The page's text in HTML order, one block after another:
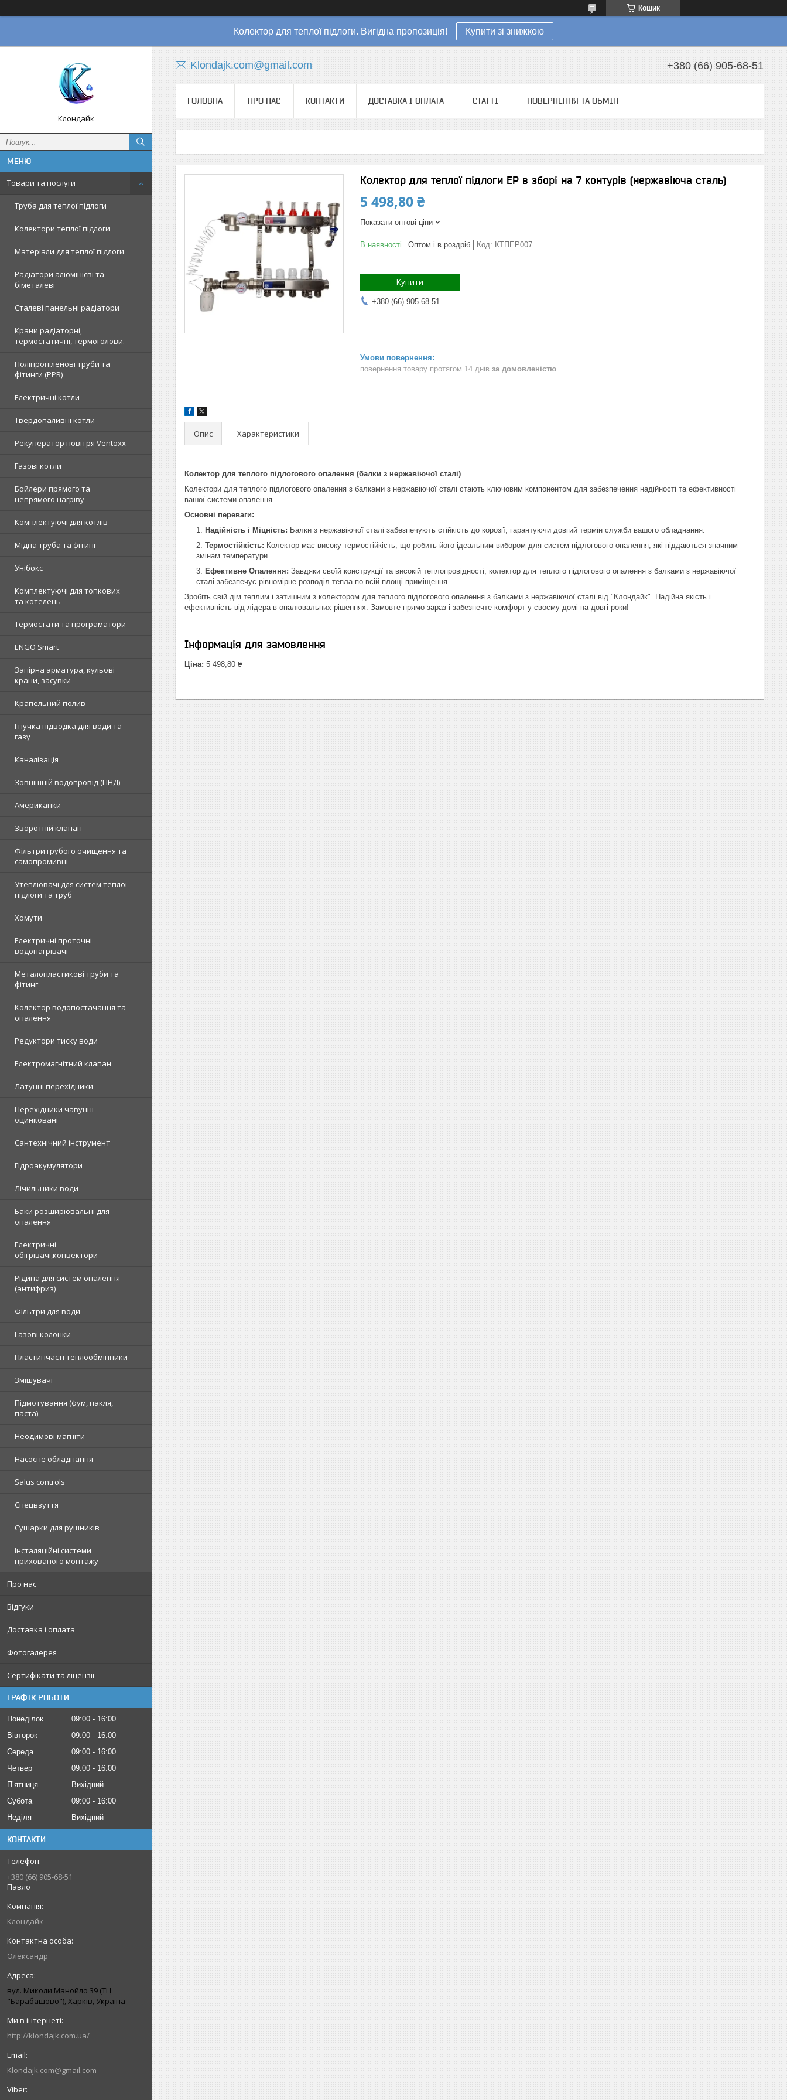
Кошик
Колектор для теплої підлоги. Вигідна пропозиція! Купити зі знижкою
Клондайк
Товари та послуги
Труба для теплої підлоги
Колектори теплої підлоги
Матеріали для теплої підлоги
Радіатори алюмінієві та
біметалеві
Сталеві панельні радіатори
Крани радіаторні,
термостатичні, термоголови.
Поліпропіленові труби та
фітинги (PPR)
Електричні котли
Твердопаливні котли
Рекуператор повітря Ventoxx
Газові котли
Бойлери прямого та
непрямого нагріву
Комплектуючі для котлів
Мідна труба та фітинг
Унібокс
Комплектуючі для топкових
та котелень
Термостати та програматори
ENGO Smart
Запірна арматура, кульові
крани, засувки
Крапельний полив
Гнучка підводка для води та
газу
Каналізація
Зовнішній водопровід (ПНД)
Американки
Зворотній клапан
Фільтри грубого очищення та
самопромивні
Утеплювачі для систем теплої
підлоги та труб
Хомути
Електричні проточні
водонагрівачі
Металопластикові труби та
фітинг
Колектор водопостачання та
опалення
Редуктори тиску води
Електромагнітний клапан
Латунні перехідники
Перехідники чавунні
оцинковані
Сантехнічний інструмент
Гідроакумулятори
Лічильники води
Баки розширювальні для
опалення
Електричні
обігрівачі,конвектори
Рідина для систем опалення
(антифриз)
Фільтри для води
Газові колонки
Пластинчасті теплообмінники
Змішувачі
Підмотування (фум, пакля,
паста)
Неодимові магніти
Насосне обладнання
Salus controls
Спецвзуття
Сушарки для рушників
Інсталяційні системи
прихованого монтажу
Про нас
Відгуки
Доставка і оплата
Фотогалерея
Сертифікати та ліцензії
ГРАФІК РОБОТИ
Понеділок 09:00
16:00
Вівторок
09:00
16:00
Середа
09:00
16:00
Четвер
09:00
16:00
Пʼятниця
Вихідний
Субота
09:00
16:00
Неділя
Вихідний
КОНТАКТИ
+380 (66) 905-68-51
Павло
Клондайк
Олександр
вул. Миколи Манойло 39 (ТЦ
"Барабашово"), Харків, Україна
http://klondajk.com.ua/
Klondajk.com@gmail.com
Klondajk.com@gmail.com +380 (66) 905-68-51
ГОЛОВНА ПРО НАС КОНТАКТИ ДОСТАВКА І ОПЛАТА СТАТТІ ПОВЕРНЕННЯ ТА ОБМІН
Колектор для теплої підлоги EP в зборі на 7 контурів (нержавіюча сталь)
5 498,80 ₴
Показати оптові ціни
В наявності Оптом і в роздріб Код: КТПЕР007
Купити
+380 (66) 905-68-51
повернення товару протягом 14 днів за домовленістю
Опис Характеристики
Колектор для теплого підлогового опалення (балки з нержавіючої сталі)
Колектори для теплого підлогового опалення з балками з нержавіючої сталі стають ключовим компонентом для забезпечення надійності та ефективності
вашої системи опалення.
Основні переваги:
Надійність і Міцність: Балки з нержавіючої сталі забезпечують стійкість до корозії, гарантуючи довгий термін служби вашого обладнання.
Термостійкість: Колектор має високу термостійкість, що робить його ідеальним вибором для систем підлогового опалення, які піддаються значним
змінам температури.
Ефективне Опалення: Завдяки своїй конструкції та високій теплопровідності, колектор для теплого підлогового опалення з балками з нержавіючої
сталі забезпечує рівномірне розподіл тепла по всій площі приміщення.
Зробіть свій дім теплим і затишним з колектором для теплого підлогового опалення з балками з нержавіючої сталі від "Клондайк". Надійна якість і
ефективність від лідера в опалювальних рішеннях. Замовте прямо зараз і забезпечте комфорт у своєму домі на довгі роки!
Інформація для замовлення
Ціна: 5 498,80 ₴